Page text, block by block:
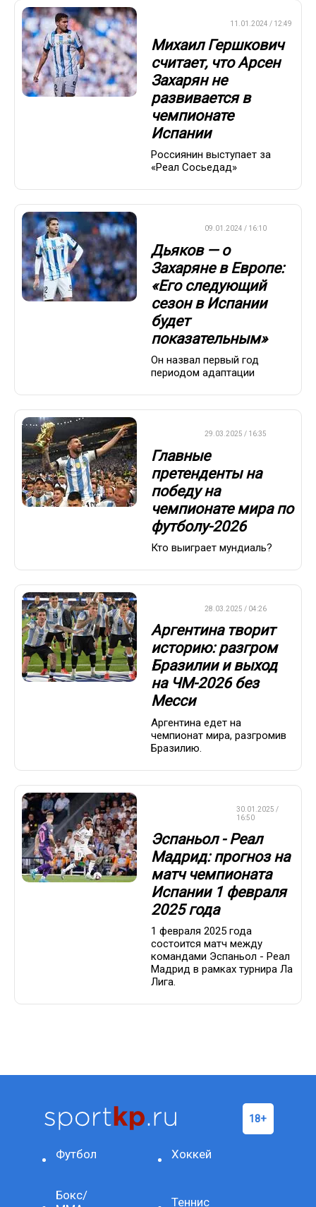
11.01.2024 / 12:49
Михаил Гершкович
считает, что Арсен
Захарян не
развивается в
чемпионате
Испании
Россиянин выступает за
«Реал Сосьедад»
09.01.2024 / 16:10
Дьяков — о
Захаряне в Европе:
«Его следующий
сезон в Испании
будет
показательным»
Он назвал первый год
периодом адаптации
29.03.2025 / 16:35
Главные
претенденты на
победу на
чемпионате мира по
футболу-2026
Кто выиграет мундиаль?
28.03.2025 / 04:26
Аргентина творит
историю: разгром
Бразилии и выход
на ЧМ-2026 без
Месси
Аргентина едет на
чемпионат мира, разгромив
Бразилию.
30.01.2025 /
16:50
Эспаньол - Реал
Мадрид: прогноз на
матч чемпионата
Испании 1 февраля
2025 года
1 февраля 2025 года
состоится матч между
командами Эспаньол - Реал
Мадрид в рамках турнира Ла
Лига.
Футбол Хоккей
Бокс/
Теннис